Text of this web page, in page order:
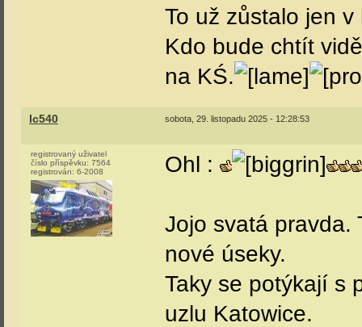
To už zůstalo jen
Kdo bude chtít
na KŚ.
Ic540 sobota, 29. listopadu 2025 - 12:28:53
registrovaný uživatel
číslo příspěvku: 7564
registrován: 6-2008 Ohl :
Jojo svatá pravda.
nové úseky.
Taky se potýkají s
uzlu Katowice.